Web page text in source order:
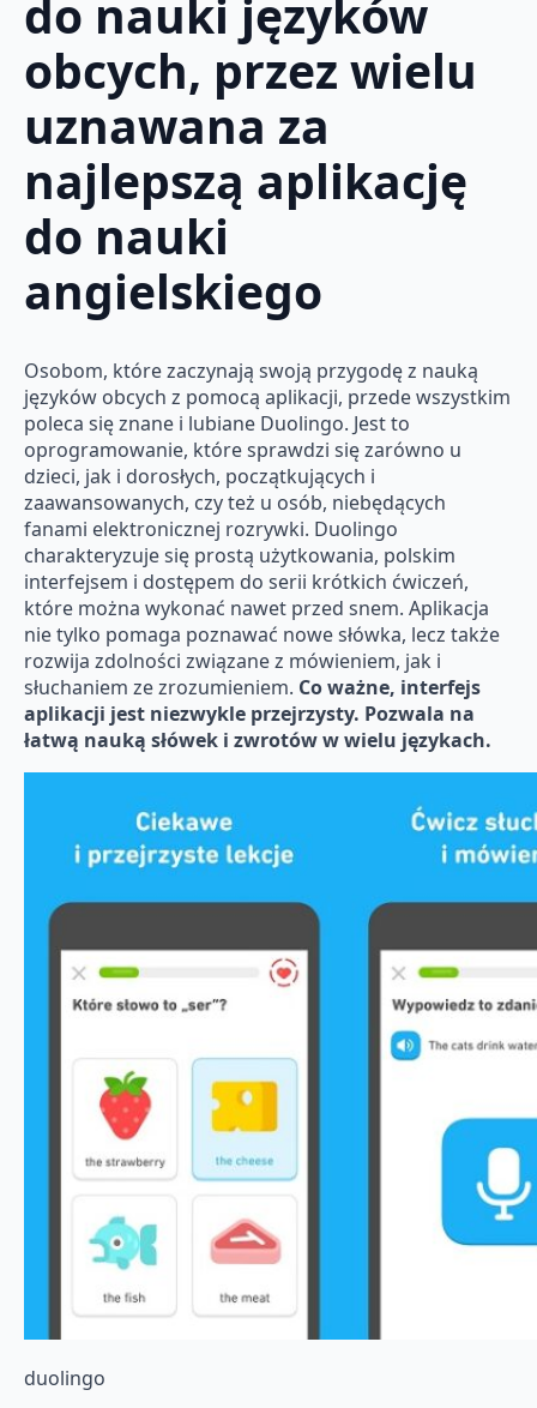
do nauki języków
obcych, przez wielu
uznawana za
najlepszą aplikację
do nauki
angielskiego
Osobom, które zaczynają swoją przygodę z nauką
języków obcych z pomocą aplikacji, przede wszystkim
poleca się znane i lubiane Duolingo. Jest to
oprogramowanie, które sprawdzi się zarówno u
dzieci, jak i dorosłych, początkujących i
zaawansowanych, czy też u osób, niebędących
fanami elektronicznej rozrywki. Duolingo
charakteryzuje się prostą użytkowania, polskim
interfejsem i dostępem do serii krótkich ćwiczeń,
które można wykonać nawet przed snem. Aplikacja
nie tylko pomaga poznawać nowe słówka, lecz także
rozwija zdolności związane z mówieniem, jak i
słuchaniem ze zrozumieniem. Co ważne, interfejs
aplikacji jest niezwykle przejrzysty. Pozwala na
łatwą nauką słówek i zwrotów w wielu językach.
duolingo